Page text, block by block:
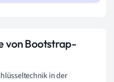
von Bootstrap-
in der